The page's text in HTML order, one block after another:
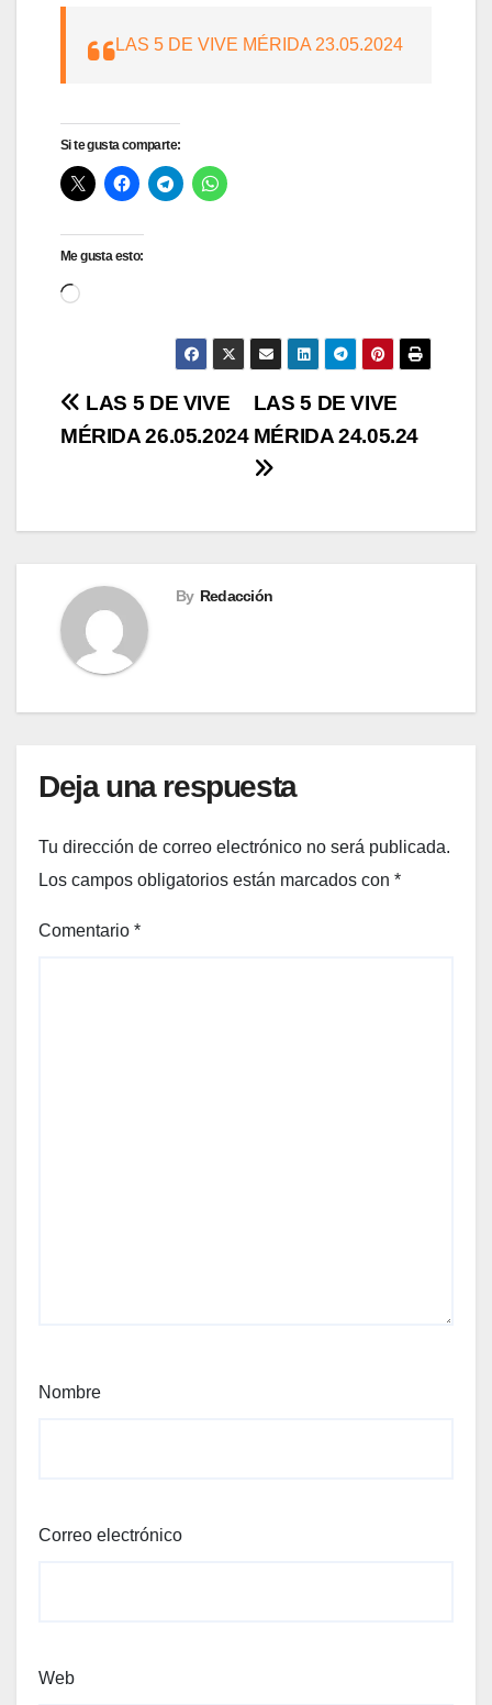
LAS 5 DE VIVE MÉRIDA 23.05.2024
Si te gusta comparte:
Me gusta esto:
Cargando...
Navegación
de
LAS 5 DE VIVE
MÉRIDA 24.05.24
LAS 5 DE VIVE
MÉRIDA 26.05.2024
By Redacción
Deja una respuesta
Tu dirección de correo electrónico no será publicada.
Los campos obligatorios están marcados con *
Comentario *
Nombre
Correo electrónico
Web